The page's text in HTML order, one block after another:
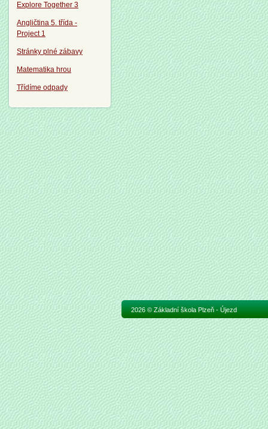
Explore Together 3
Angličtina 5. třída -
Project 1
Stránky plné zábavy
Matematika hrou
Třídíme odpady
2026 © Základní škola Plzeň - Újezd